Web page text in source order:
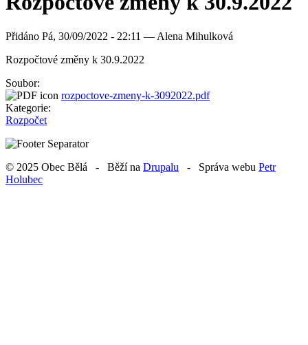
Přidáno Pá, 30/09/2022 - 22:11 — Alena Mihulková
Rozpočtové změny k 30.9.2022
Soubor:
rozpoctove-zmeny-k-3092022.pdf
Kategorie:
Rozpočet
© 2025 Obec Bělá - Běží na Drupalu - Správa webu Petr
Holubec